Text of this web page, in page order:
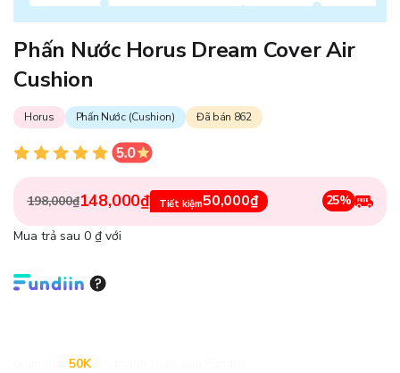
Phấn Nước Horus Dream Cover Air
Cushion
Horus Phấn Nước (Cushion) Đã bán 862
198,000₫148,000₫ Tiết kiệm50,000₫ 25%
Mua trả sau 0 ₫ với
50K